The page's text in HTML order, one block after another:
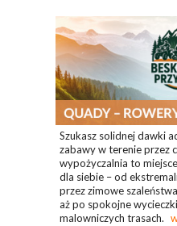
Szukasz solidnej dawki
zabawy w terenie przez
wypożyczalnia to
dla siebie – od
przez zimowe
aż po spokojne
malowniczych trasach.